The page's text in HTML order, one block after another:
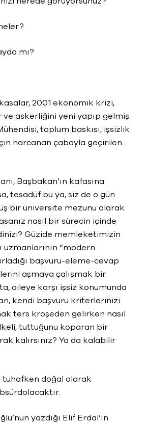
mı?
2001 ekonomik krizi,
askerliğini yeni yapıp gelmiş
toplum baskısı, işsizlik
harcanan çabayla geçirilen
Başbakan’ın kafasına
tesadüf bu ya, siz de o gün
bir üniversite mezunu olarak
nasıl bir sürecin içinde
Güzide memleketimizin
“modern
başvuru-eleme-cevap
aşmaya çalışmak bir
aileye karşı işsiz konumunda
kendi başvuru kriterlerinizi
ters kroşeden gelirken nasıl
tuttuğunu koparan bir
kalırsınız? Ya da kalabilir
tuhafken doğal olarak
yazdığı Elif Erdal’ın